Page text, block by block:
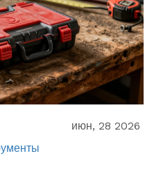
июн, 28 2026